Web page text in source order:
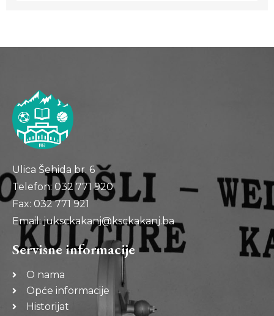
Ulica Šehida br. 6
Telefon: 032 771 920
Fax: 032 771 921
Email: juksckakanj@ksckakanj.ba
Servisne informacije
O nama
Opće informacije
Historijat